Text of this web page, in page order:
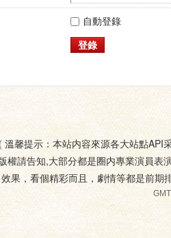
自動登錄
登錄
溫馨提示：本站内容來源各大站點API
權請告知,大部分都是圈内專業演員
效果，看個精彩而且，劇情等都是前期